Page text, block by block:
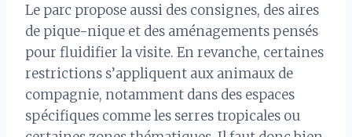
Le parc propose aussi des consignes, des aires
de pique-nique et des aménagements pensés
pour fluidifier la visite. En revanche, certaines
restrictions s’appliquent aux animaux de
compagnie, notamment dans des espaces
spécifiques comme les serres tropicales ou